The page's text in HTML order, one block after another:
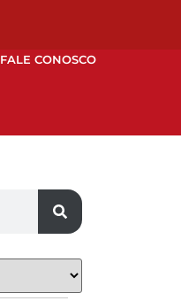
FALE CONOSCO